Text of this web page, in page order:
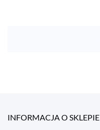
INFORMACJA O SKLEPIE